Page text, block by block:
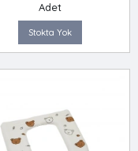
Adet
Stokta Yok